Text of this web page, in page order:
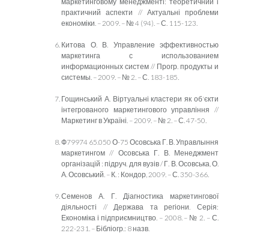
практичний аспекти // Актуальні проблеми
економіки. – 2009. – № 4 (94). – С. 115-123.
Китова О. В. Управление эффективностью
маркетинга с использованием
информационных систем // Прогр. продукты и
системы. – 2009. – № 2. – С. 183-185.
Гощинський А. Віртуальні кластери як об'єкти
інтегрованого маркетингового управління //
Маркетинг в Україні. – 2009. – № 2. – С. 47-50.
Ф79974 65.050 О-75 Осовська Г. В. Управлыння
маркетингом // Осовська Г. В. Менеджмент
організацій : підруч. для вузів / Г. В. Осовська, О.
А. Осовський. – К. : Кондор, 2009. – С. 350-366.
Семенов А. Г. Діагностика маркетингової
діяльності // Держава та регіони. Серія:
Економіка і підприємництво. – 2008. – № 2. – С.
222-231. – Бібліогр.: 8 назв.